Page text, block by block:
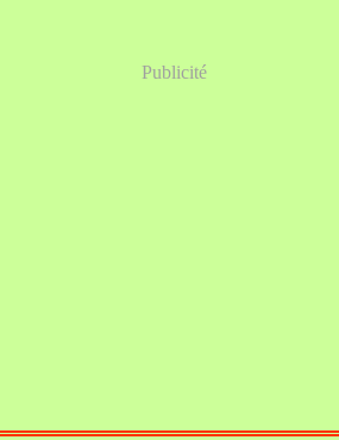
Publicité